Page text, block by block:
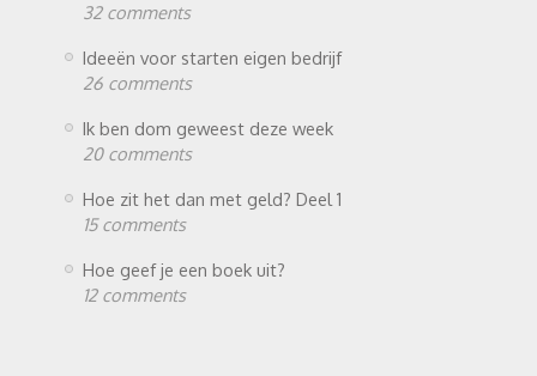
32 comments
Ideeën voor starten eigen bedrijf
26 comments
Ik ben dom geweest deze week
20 comments
Hoe zit het dan met geld? Deel 1
15 comments
Hoe geef je een boek uit?
12 comments